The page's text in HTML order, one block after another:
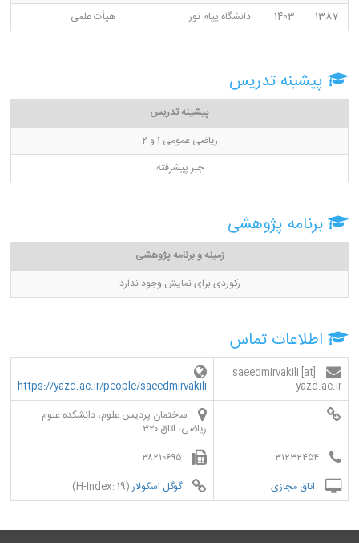
1387
1403 دانشگاه پیام نور هیأت علمی
پیشینه تدریس
پیشینه تدریس
ریاضی عمومی 1 و 2
جبر پیشرفته
برنامه پژوهشی
زمینه و برنامه پژوهشی
رکوردی برای نمایش وجود ندارد
اطلاعات تماس
saeedmirvakili [at]
yazd.ac.ir
https://yazd.ac.ir/people/saeedmirvakili
ساختمان پردیس علوم، دانشکده علوم
ریاضی، اتاق ۳۲۰
۳۱۲۳۲۴۵۴
۳۸۲۱۰۶۹۵
اتاق مجازی
گوگل اسکولار(H-Index: 19)